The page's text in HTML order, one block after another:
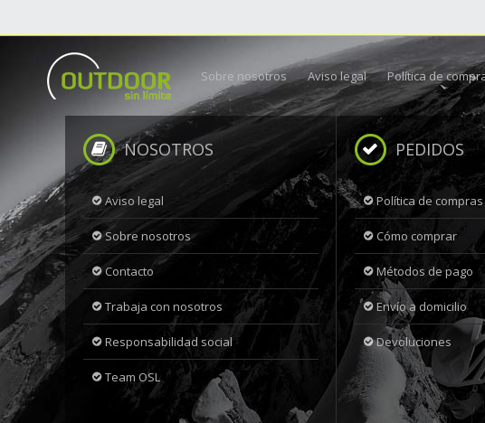
Sobre nosotros Aviso legal Política de
NOSOTROS
Aviso legal
Sobre nosotros
Contacto
Trabaja con nosotros
Responsabilidad social
Team OSL
PEDIDOS
Política de compras
Cómo comprar
Métodos de pago
Envío a domicilio
Devoluciones